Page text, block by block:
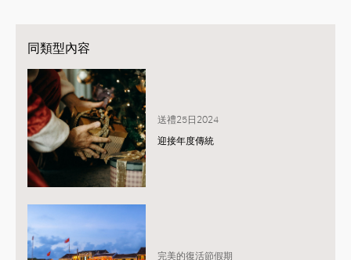
同類型內容
送禮25日2024
迎接年度傳統
完美的復活節假期